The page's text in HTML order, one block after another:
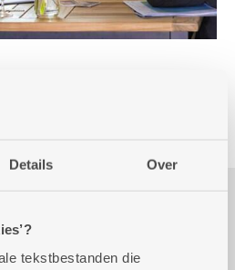
Details Over
tekstbestanden die